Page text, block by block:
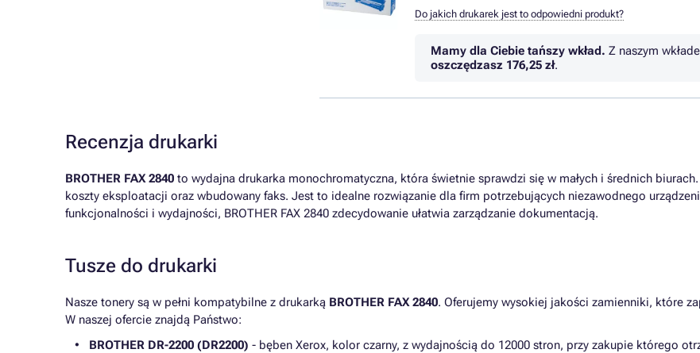
Do jakich drukarek jest to odpowiedni produkt?
Mamy dla Ciebie tańszy wkład. Z naszym
oszczędzasz 176,25 zł.
Recenzja drukarki
BROTHER FAX 2840 to wydajna drukarka monochromatyczna, która świetnie sprawdzi się w małych i średnich
koszty eksploatacji oraz wbudowany faks. Jest to idealne rozwiązanie dla firm potrzebujących niezawodnego
funkcjonalności i wydajności, BROTHER FAX 2840 zdecydowanie ułatwia zarządzanie dokumentacją.
Tusze do drukarki
Nasze tonery są w pełni kompatybilne z drukarką BROTHER FAX 2840. Oferujemy wysokiej jakości zamienniki, które
W naszej ofercie znajdą Państwo:
BROTHER DR-2200 (DR2200) - bęben Xerox, kolor czarny, z wydajnością do 12000 stron, przy zakupie którego